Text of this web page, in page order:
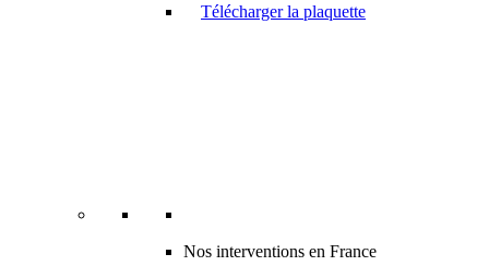
Télécharger la plaquette
Nos interventions en France